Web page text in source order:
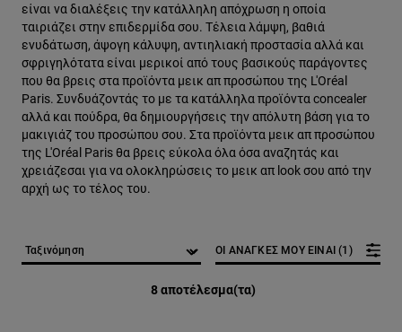
είναι να διαλέξεις την κατάλληλη απόχρωση η οποία
ταιριάζει στην επιδερμίδα σου. Τέλεια λάμψη, βαθιά
ενυδάτωση, άψογη κάλυψη, αντιηλιακή προστασία αλλά και
σφριγηλότατα είναι μερικοί από τους βασικούς παράγοντες
που θα βρεις στα προϊόντα μεικ απ προσώπου της L'Oréal
Paris. Συνδυάζοντάς το με τα κατάλληλα προϊόντα concealer
αλλά και πούδρα, θα δημιουργήσεις την απόλυτη βάση για το
μακιγιάζ του προσώπου σου. Στα προϊόντα μεικ απ προσώπου
της L'Oréal Paris θα βρεις εύκολα όλα όσα αναζητάς και
χρειάζεσαι για να ολοκληρώσεις το μεικ απ look σου από την
αρχή ως το τέλος του.
8 αποτέλεσμα(τα)
ΟΙ ΑΝΑΓΚΕΣ ΜΟΥ ΕΙΝΑΙ (1)